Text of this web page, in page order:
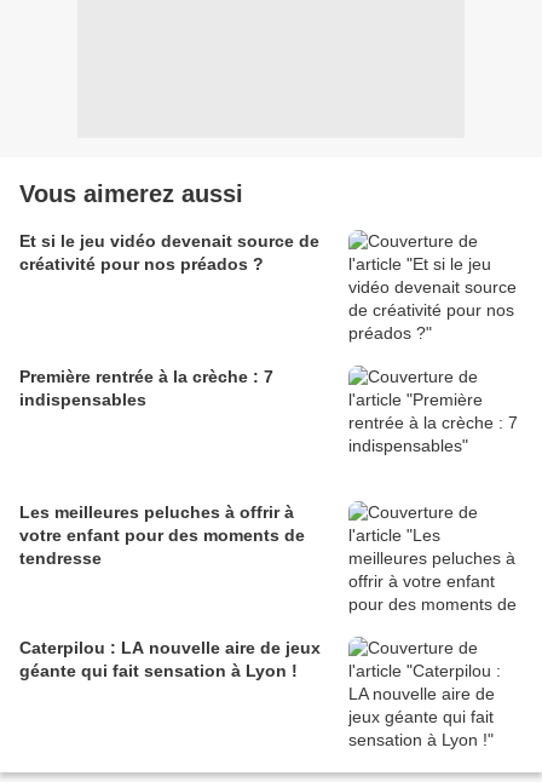
Vous aimerez aussi
Et si le jeu vidéo devenait source de
créativité pour nos préados ?
Première rentrée à la crèche : 7
indispensables
Les meilleures peluches à offrir à
votre enfant pour des moments de
tendresse
Caterpilou : LA nouvelle aire de jeux
géante qui fait sensation à Lyon !